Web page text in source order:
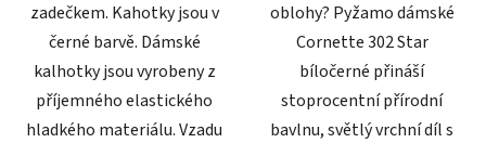
zadečkem. Kahotky jsou v
černé barvě. Dámské
kalhotky jsou vyrobeny z
příjemného elastického
hladkého materiálu. Vzadu
oblohy? Pyžamo dámské
Cornette 302 Star
bíločerné přináší
stoprocentní přírodní
bavlnu, světlý vrchní díl s